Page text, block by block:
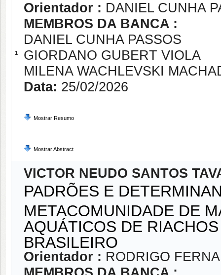
1
Orientador : DANIEL CUNHA
MEMBROS DA BANCA :
DANIEL CUNHA PASSOS
GIORDANO GUBERT VIOLA
MILENA WACHLEVSKI
Data: 25/02/2026
Mostrar Resumo
Mostrar Abstract
VICTOR NEUDO SANTOS
PADRÕES E
METACOMUNIDADE DE
AQUÁTICOS DE
BRASILEIRO
Orientador : RODRIGO